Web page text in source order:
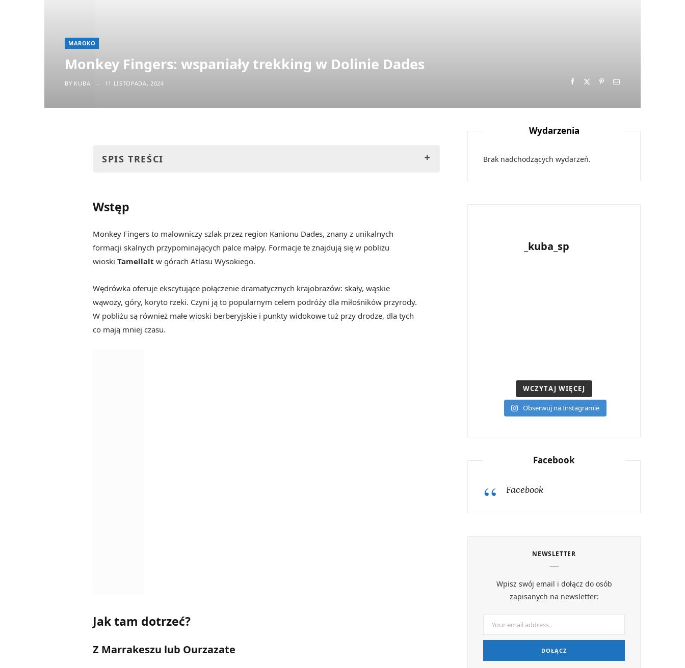
MAROKO
Monkey Fingers: wspaniały trekking w Dolinie Dades
BY KUBA 11 LISTOPADA, 2024
SPIS TREŚCI
Jak tam dotrzeć?
Samochodem
Autobusem
Najlepszy czas na wizytę
Gdzie się zatrzymać?
Jak długa jest wędrówka?
Wstęp
Monkey Fingers to malowniczy szlak przez region Kanionu Dades, znany z unikalnych
formacji skalnych przypominających palce małpy. Formacje te znajdują się w pobliżu
wioski Tamellalt w górach Atlasu Wysokiego.
Wędrówka oferuje ekscytujące połączenie dramatycznych krajobrazów: skały, wąskie
wąwozy, góry, koryto rzeki. Czyni ją to popularnym celem podróży dla miłośników przyrody.
W pobliżu są również małe wioski berberyjskie i punkty widokowe tuż przy drodze, dla tych
co mają mniej czasu.
Jak tam dotrzeć?
Z Marrakeszu lub Ourzazate
Wydarzenia
Brak nadchodzących wydarzeń.
_kuba_sp
WCZYTAJ WIĘCEJ
Obserwuj na Instagramie
Facebook
Facebook
NEWSLETTER
Wpisz swój email i dołącz do osób
zapisanych na newsletter: